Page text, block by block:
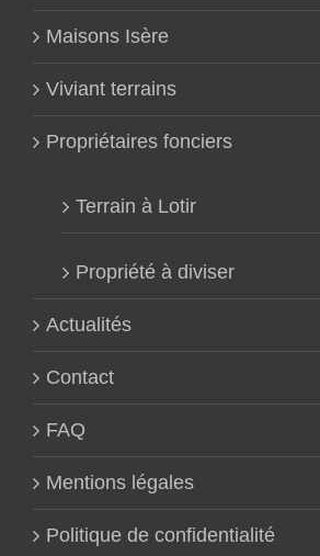
Maisons Isère
Viviant terrains
Propriétaires fonciers
Terrain à Lotir
Propriété à diviser
Actualités
Contact
FAQ
Mentions légales
Politique de confidentialité